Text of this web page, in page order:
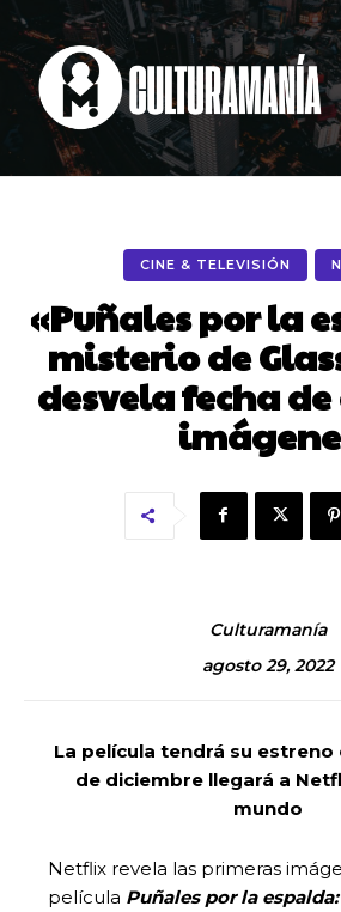
CINE & TELEVISIÓN
«Puñales por la
misterio de
desvela fecha
Culturamanía
agosto 29, 2022
La película tendrá su estreno
de diciembre llegará a
mundo
Netflix revela las primeras
película Puñales por la